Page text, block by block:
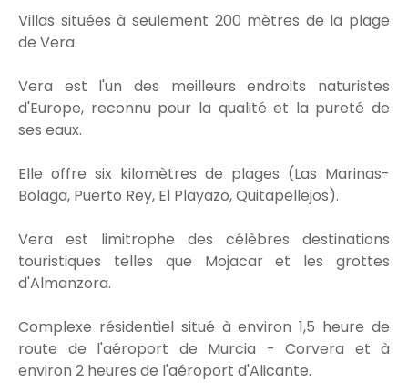
Villas situées à seulement 200 mètres de la plage
de Vera.
Vera est l'un des meilleurs endroits naturistes
d'Europe, reconnu pour la qualité et la pureté de
ses eaux.
Elle offre six kilomètres de plages (Las Marinas-
Bolaga, Puerto Rey, El Playazo, Quitapellejos).
Vera est limitrophe des célèbres destinations
touristiques telles que Mojacar et les grottes
d'Almanzora.
Complexe résidentiel situé à environ 1,5 heure de
route de l'aéroport de Murcia - Corvera et à
environ 2 heures de l'aéroport d'Alicante.